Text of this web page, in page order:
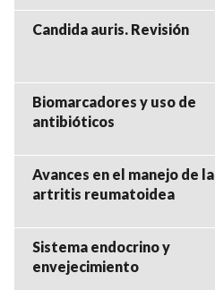
Candida auris. Revisión
Biomarcadores y uso de
antibióticos
Avances en el manejo de la
artritis reumatoidea
Sistema endocrino y
envejecimiento